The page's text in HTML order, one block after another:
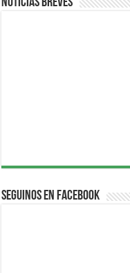
Noticias breves
Seguinos en Facebook